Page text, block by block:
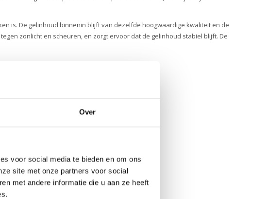
Over
voor social media te bieden en om ons
site met onze partners voor social
met andere informatie die u aan ze heeft
is. De gelinhoud binnenin blijft van dezelfde hoogwaardige kwaliteit en de
zonlicht en scheuren, en zorgt ervoor dat de gelinhoud stabiel blijft. De